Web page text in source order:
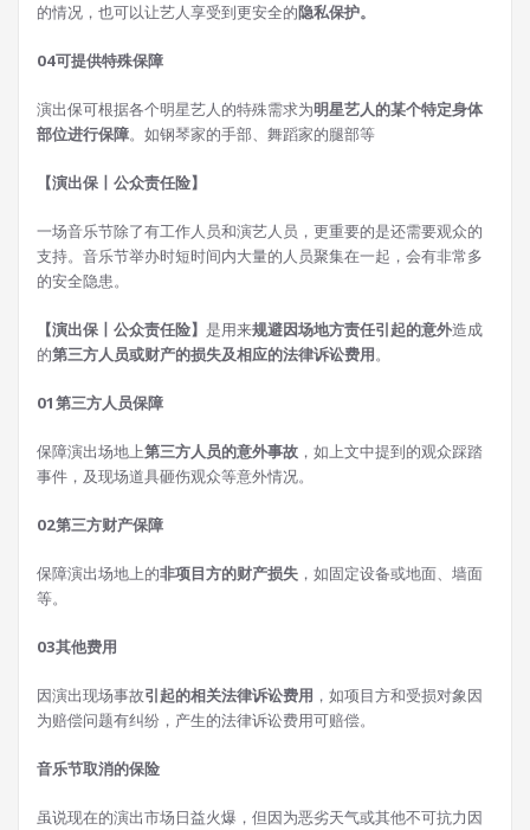
的情况，也可以让艺人享受到更安全的隐私保护。
04可提供特殊保障
演出保可根据各个明星艺人的特殊需求为明星艺人的某个特定身体
部位进行保障。如钢琴家的手部、舞蹈家的腿部等
【演出保丨公众责任险】
一场音乐节除了有工作人员和演艺人员，更重要的是还需要观众的
支持。音乐节举办时短时间内大量的人员聚集在一起，会有非常多
的安全隐患。
【演出保丨公众责任险】 是用来规避因场地方责任引起的意外造成
的第三方人员或财产的损失及相应的法律诉讼费用。
01第三方人员保障
保障演出场地上第三方人员的意外事故 ，如上文中提到的观众踩踏
事件，及现场道具砸伤观众等意外情况。
02第三方财产保障
保障演出场地上的非项目方的财产损失 ，如固定设备或地面、墙面
等。
03其他费用
因演出现场事故引起的相关法律诉讼费用 ，如项目方和受损对象因
为赔偿问题有纠纷，产生的法律诉讼费用可赔偿。
音乐节取消的保险
虽说现在的演出市场日益火爆，但因为恶劣天气或其他不可抗力因